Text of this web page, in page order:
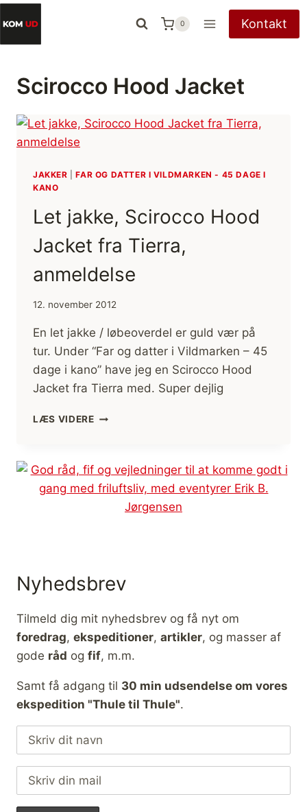
Fortsæt
til
indhold
0 Kontakt
Scirocco Hood Jacket
JAKKER |FAR OG DATTER I VILDMARKEN - 45 DAGE I
KANO
Let jakke, Scirocco Hood
Jacket fra Tierra,
anmeldelse
12. november 2012
En let jakke / løbeoverdel er guld vær på
tur. Under “Far og datter i Vildmarken – 45
dage i kano” have jeg en Scirocco Hood
Jacket fra Tierra med. Super dejlig
LÆS VIDERELET
JACKET
FRA
TIERRA,
ANMELDELSE
Nyhedsbrev
Tilmeld dig mit nyhedsbrev og få nyt om
foredrag, ekspeditioner, artikler, og masser af
gode råd og fif, m.m.
Samt få adgang til 30 min udsendelse om vores
ekspedition "Thule til Thule".